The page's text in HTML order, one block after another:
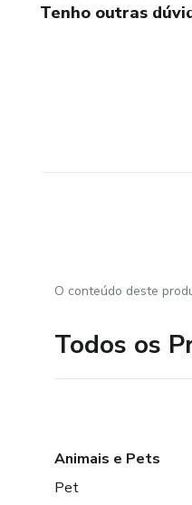
Tenho outras
O conteúdo deste
Todos os
Animais e Pets
Pet